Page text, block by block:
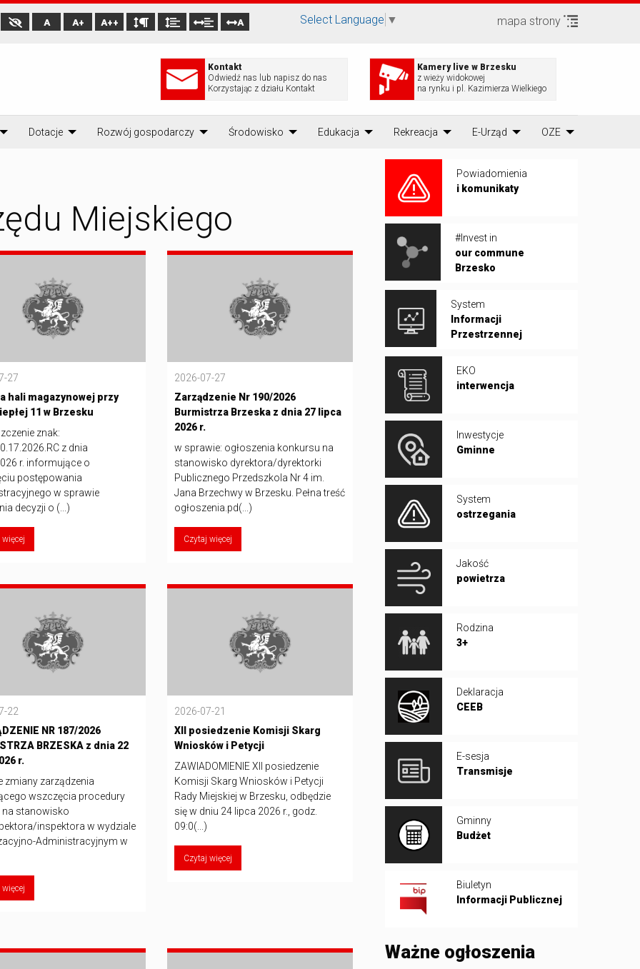
A A+ A++ A Select Language ▼ mapa strony
Kontakt
Odwiedź nas lub napisz do nas
Korzystając z działu Kontakt
Kamery live w Brzesku
z wieży widokowej
na rynku i pl. Kazimierza Wielkiego
Dotacje Rozwój gospodarczy Środowisko Edukacja Rekreacja E-Urząd OZE
Miejskiego
27
hali magazynowej przy
11 w Brzesku
znak:
z dnia
r. informujące o
postępowania
w sprawie
decyzji o (...)
2026-07-27
Zarządzenie Nr 190/2026
Burmistrza Brzeska z dnia 27 lipca
2026 r.
w sprawie: ogłoszenia konkursu na
stanowisko dyrektora/dyrektorki
Publicznego Przedszkola Nr 4 im.
Jana Brzechwy w Brzesku. Pełna treść
ogłoszenia.pd(...)
Czytaj więcej
22
NR 187/2026
BRZESKA z dnia 22
r.
zmiany zarządzenia
wszczęcia procedury
na stanowisko
inspektora w wydziale
Administracyjnym w
2026-07-21
XII posiedzenie Komisji Skarg
Wniosków i Petycji
ZAWIADOMIENIE XII posiedzenie
Komisji Skarg Wniosków i Petycji
Rady Miejskiej w Brzesku, odbędzie
się w dniu 24 lipca 2026 r., godz.
09:0(...)
Czytaj więcej
Powiadomienia
i komunikaty
#Invest in
our commune
Brzesko
System
Informacji
Przestrzennej
EKO
interwencja
Inwestycje
Gminne
System
ostrzegania
Jakość
powietrza
Rodzina
3+
Deklaracja
CEEB
E-sesja
Transmisje
Gminny
Budżet
Biuletyn
Informacji Publicznej
Ważne ogłoszenia